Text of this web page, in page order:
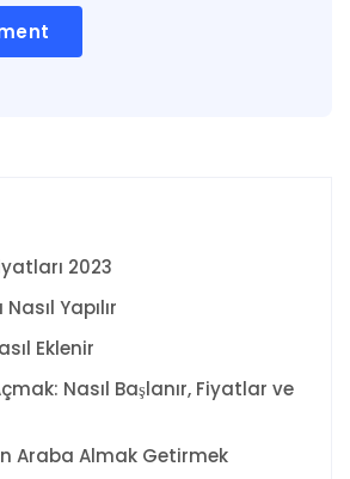
2023
Yapılır
Eklenir
Nasıl Başlanır, Fiyatlar ve
Araba Almak Getirmek